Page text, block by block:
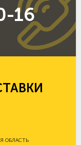
16
ОБЛАСТЬ